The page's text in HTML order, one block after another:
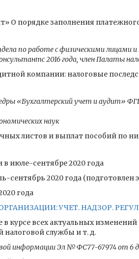
О порядке заполнения
по работе с физическими лицами
2016 года, член Палаты
компании: налоговые
«Бухгалтерский учет и аудит»
наук
листов и выплат пособий по
в июле-сентябре 2020 года
сентябрь 2020 года (подготовлен
года
УЧЕТ. НАДЗОР.
курсе всех актуальных
службы и т. д.
информации Эл № ФС77-67974 от 6